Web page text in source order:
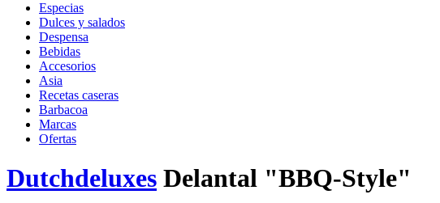
Especias
Dulces y salados
Despensa
Bebidas
Accesorios
Asia
Recetas caseras
Barbacoa
Marcas
Ofertas
Dutchdeluxes Delantal "BBQ-Style"